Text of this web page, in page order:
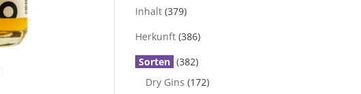
Inhalt (379)
Herkunft (386)
Sorten (382)
Dry Gins (172)